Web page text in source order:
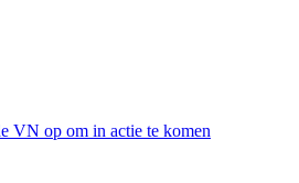
VN op om in actie te komen